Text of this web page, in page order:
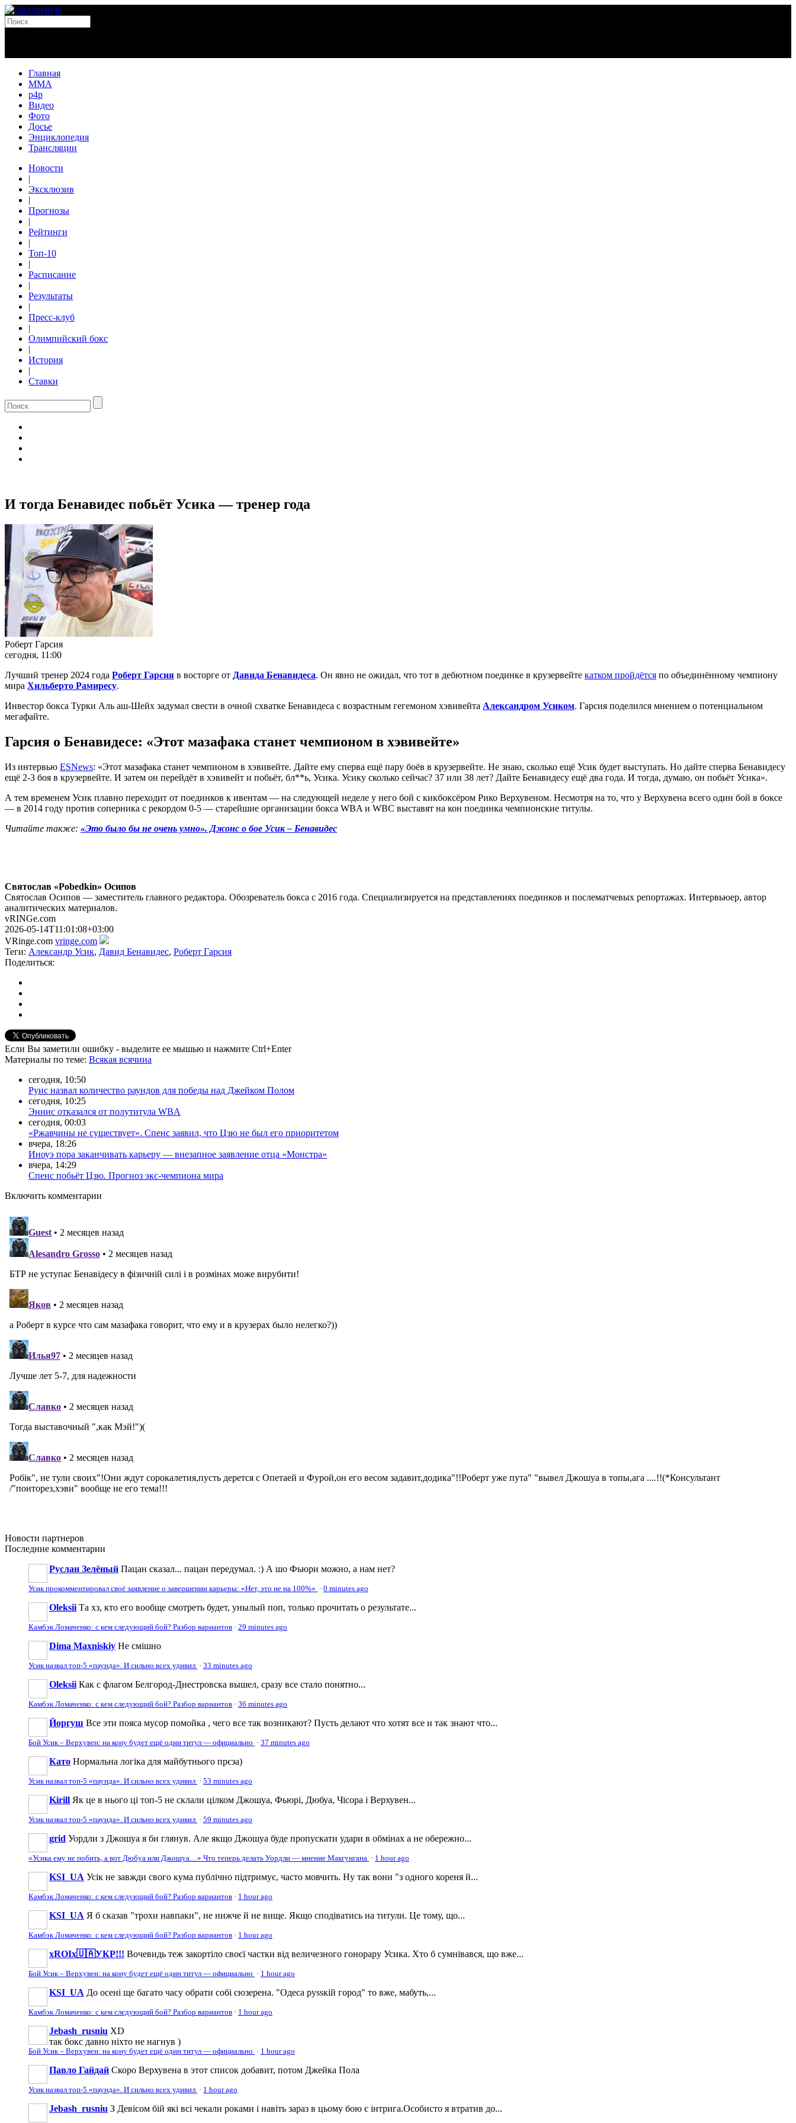
Главная
MMA
p4p
Видео
Фото
Досье
Энциклопедия
Трансляции
Новости
|
Эксклюзив
|
Прогнозы
|
Рейтинги
|
Топ-10
|
Расписание
|
Результаты
|
Пресс-клуб
|
Олимпийский бокс
|
История
|
Ставки
И тогда Бенавидес побьёт Усика — тренер года
Роберт Гарсия
сегодня, 11:00
Лучший тренер 2024 года Роберт Гарсия в восторге от Давида Бенавидеса. Он явно не ожидал, что тот в дебютном поединке в крузервейте катком пройдётся по объединённому чемпиону
мира Хильберто Рамиресу.
Инвестор бокса Турки Аль аш-Шейх задумал свести в очной схватке Бенавидеса с возрастным гегемоном хэвивейта Александром Усиком. Гарсия поделился мнением о потенциальном
мегафайте.
Гарсия о Бенавидесе: «Этот мазафака станет чемпионом в хэвивейте»
Из интервью ESNews: «Этот мазафака станет чемпионом в хэвивейте. Дайте ему сперва ещё пару боёв в крузервейте. Не знаю, сколько ещё Усик будет выступать. Но дайте сперва Бенавидесу
ещё 2-3 боя в крузервейте. И затем он перейдёт в хэвивейт и побьёт, бл**ь, Усика. Усику сколько сейчас? 37 или 38 лет? Дайте Бенавидесу ещё два года. И тогда, думаю, он побьёт Усика».
А тем временем Усик плавно переходит от поединков к ивентам — на следующей неделе у него бой с кикбоксёром Рико Верхувеном. Несмотря на то, что у Верхувена всего один бой в боксе
— в 2014 году против соперника с рекордом 0-5 — старейшие организации бокса WBA и WBC выставят на кон поединка чемпионские титулы.
Читайте также: «Это было бы не очень умно». Джонс о бое Усик – Бенавидес
Святослав «Pobedkin» Осипов
Святослав Осипов — заместитель главного редактора. Обозреватель бокса с 2016 года. Специализируется на представлениях поединков и послематчевых репортажах. Интервьюер, автор
аналитических материалов.
vRINGe.com
2026-05-14T11:01:08+03:00
VRinge.com vringe.com
Теги: Александр Усик, Давид Бенавидес, Роберт Гарсия
Поделиться:
Если Вы заметили ошибку - выделите ее мышью и нажмите Ctrl+Enter
Материалы по теме: Всякая всячина
сегодня, 10:50
Руис назвал количество раундов для победы над Джейком Полом
сегодня, 10:25
Эннис отказался от полутитула WBA
сегодня, 00:03
«Ржавчины не существует». Спенс заявил, что Цзю не был его приоритетом
вчера, 18:26
Иноуэ пора заканчивать карьеру — внезапное заявление отца «Монстра»
вчера, 14:29
Спенс побьёт Цзю. Прогноз экс-чемпиона мира
Включить комментарии
Новости партнеров
Последние комментарии
Руслан Зелёный Пацан сказал... пацан передумал. :) А шо Фьюри можно, а нам нет?
Усик прокомментировал своё заявление о завершении карьеры: «Нет, это не на 100%» · 0 minutes ago
Oleksii Та хз, кто его вообще смотреть будет, унылый поп, только прочитать о результате...
Камбэк Ломаченко: с кем следующий бой? Разбор вариантов · 29 minutes ago
Dima Maxniskiy Не смішно
Усик назвал топ-5 «паунда». И сильно всех удивил · 33 minutes ago
Oleksii Как с флагом Белгород-Днестровска вышел, сразу все стало понятно...
Камбэк Ломаченко: с кем следующий бой? Разбор вариантов · 36 minutes ago
Йоргуш Все эти пояса мусор помойка , чего все так возникают? Пусть делают что хотят все и так знают что...
Бой Усик – Верхувен: на кону будет ещё один титул — официально · 37 minutes ago
Като Нормальна логіка для майбутнього прєза)
Усик назвал топ-5 «паунда». И сильно всех удивил · 53 minutes ago
Kirill Як це в нього ці топ-5 не склали цілком Джошуа, Фьюрі, Дюбуа, Чісора і Верхувен...
Усик назвал топ-5 «паунда». И сильно всех удивил · 59 minutes ago
grid Уордли з Джошуа я би глянув. Але якщо Джошуа буде пропускати удари в обмінах а не обережно...
«Усика ему не побить, а вот Дюбуа или Джошуа…» Что теперь делать Уордли — мнение Макгуигана · 1 hour ago
KSI_UA Усік не завжди свого кума публічно підтримує, часто мовчить. Ну так вони "з одного кореня й...
Камбэк Ломаченко: с кем следующий бой? Разбор вариантов · 1 hour ago
KSI_UA Я б сказав "трохи навпаки", не нижче й не вище. Якщо сподіватись на титули. Це тому, що...
Камбэк Ломаченко: с кем следующий бой? Разбор вариантов · 1 hour ago
xROIx🇺🇦УКР!!! Вочевидь теж закортіло своєї частки від величезного гонорару Усика. Хто б сумнівався, що вже...
Бой Усик – Верхувен: на кону будет ещё один титул — официально · 1 hour ago
KSI_UA До осені ще багато часу обрати собі сюзерена. "Одеса pyssкiй гopoд" то вже, мабуть,...
Камбэк Ломаченко: с кем следующий бой? Разбор вариантов · 1 hour ago
Jebash_rusniu XD
так бокс давно ніхто не нагнув )
Бой Усик – Верхувен: на кону будет ещё один титул — официально · 1 hour ago
Павло Гайдай Скоро Верхувена в этот список добавит, потом Джейка Пола
Усик назвал топ-5 «паунда». И сильно всех удивил · 1 hour ago
Jebash_rusniu З Девісом бій які всі чекали роками і навіть зараз в цьому бою є інтрига.Особисто я втратив до...